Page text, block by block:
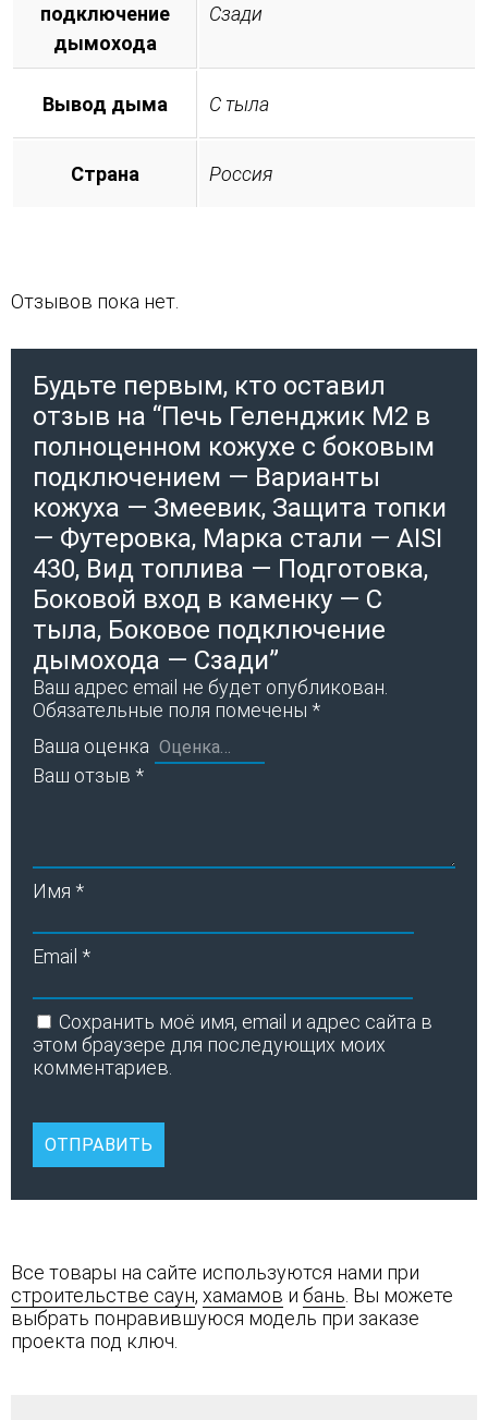
подключение
дымохода
Сзади
Вывод дыма С тыла
Страна Россия
Отзывов пока нет.
Будьте первым, кто оставил
отзыв на “Печь Геленджик М2 в
полноценном кожухе с боковым
подключением — Варианты
кожуха — Змеевик, Защита топки
— Футеровка, Марка стали — AISI
430, Вид топлива — Подготовка,
Боковой вход в каменку — С
тыла, Боковое подключение
дымохода — Сзади”
Ваш адрес email не будет опубликован.
Обязательные поля помечены *
Ваша оценка
Ваш отзыв *
Имя *
Email *
Сохранить моё имя, email и адрес сайта в
этом браузере для последующих моих
комментариев.
Все товары на сайте используются нами при
строительстве саун, хамамов и бань . Вы можете
выбрать понравившуюся модель при заказе
проекта под ключ.